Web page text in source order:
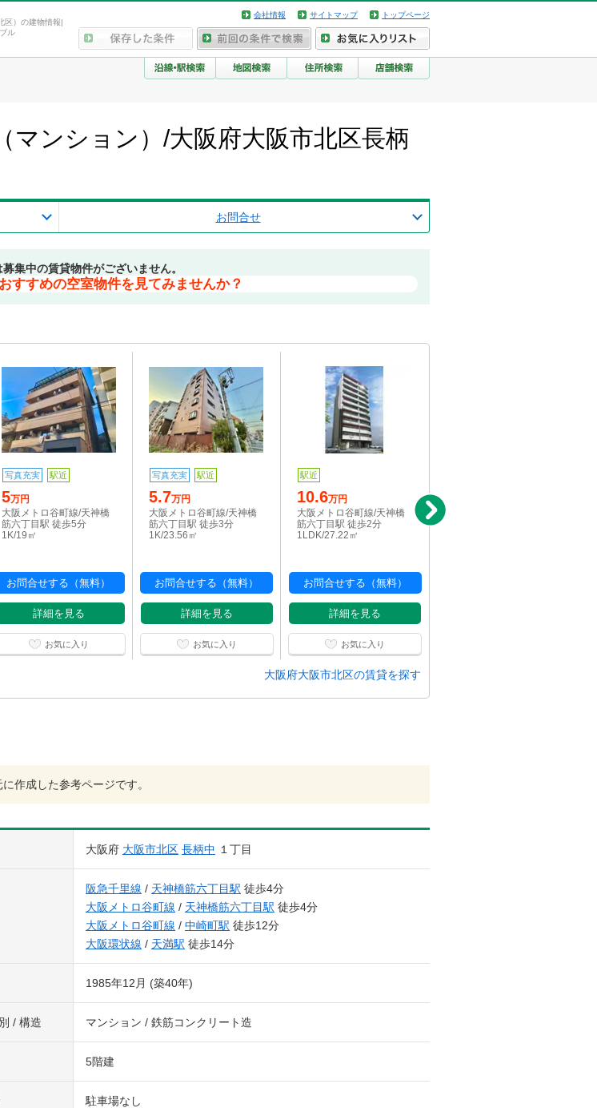
区）の建物情報|
ル
会社情報 サイトマップ トップページ
マンション）/大阪府大阪市北区長柄
お問合せ
集中の賃貸物件がございません。
すすめの空室物件を見てみませんか？
写真充実 駅近
5万円
大阪メトロ谷町線/天神橋
筋六丁目駅 徒歩5分
1K/19㎡
お問合せする（無料）
詳細を見る
お気に入り
写真充実 駅近
5.7万円
大阪メトロ谷町線/天神橋
筋六丁目駅 徒歩3分
1K/23.56㎡
お問合せする（無料）
詳細を見る
お気に入り
駅近
10.6万円
大阪メトロ谷町線/天神橋
筋六丁目駅 徒歩2分
1LDK/27.22㎡
お問合せする（無料）
詳細を見る
お気に入り
大阪メトロ堺筋線/天神橋
大阪府大阪市北区の賃貸を探す
作成した参考ページです。
大阪府 大阪市北区 長柄中 １丁目
阪急千里線 / 天神橋筋六丁目駅 徒歩4分
大阪メトロ谷町線 / 天神橋筋六丁目駅 徒歩4分
大阪メトロ谷町線 / 中崎町駅 徒歩12分
大阪環状線 / 天満駅 徒歩14分
1985年12月 (築40年)
/ 構造 マンション / 鉄筋コンクリート造
5階建
駐車場なし